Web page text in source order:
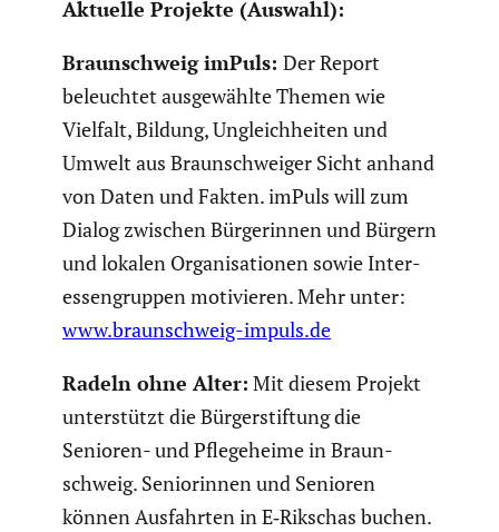
Aktuelle Projekte (Auswahl):
Braun­schweig imPuls: Der Report
beleuchtet ausge­wählte Themen wie
Vielfalt, Bildung, Ungleich­heiten und
Umwelt aus Braun­schweiger Sicht anhand
von Daten und Fakten. imPuls will zum
Dialog zwischen Bürge­rinnen und Bürgern
und lokalen Organi­sa­tionen sowie Inter­
es­sen­gruppen motivieren. Mehr unter:
www.braunschweig-impuls.de
Radeln ohne Alter: Mit diesem Projekt
unter­stützt die Bürger­stif­tung die
Senioren- und Pflege­heime in Braun­
schweig. Senio­rinnen und Senioren
können Ausfahrten in E‑Rikschas buchen.